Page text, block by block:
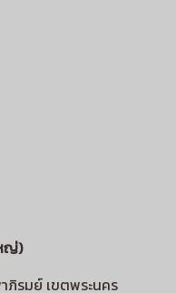
ญ่)
ภิรมย์ เขตพระนคร